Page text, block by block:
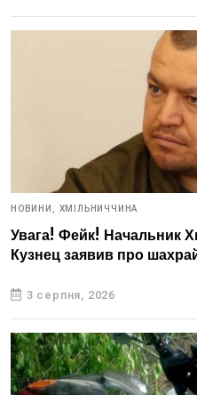
НОВИНИ, ХМІЛЬНИЧЧИНА
Увага! Фейк! Начальник
Кузнец заявив про
3 серпня, 2026